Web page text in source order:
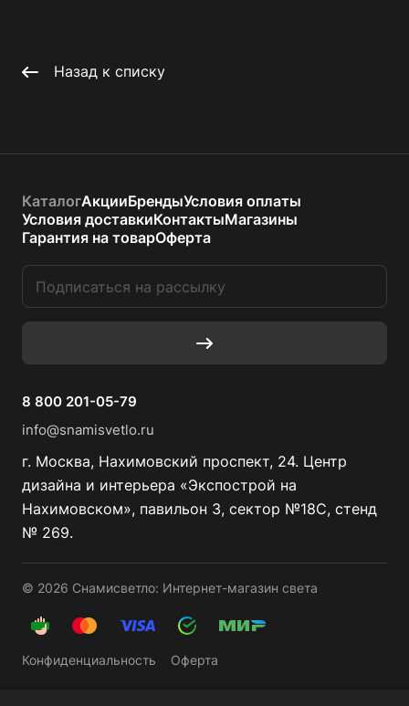
Назад к списку
КаталогАкцииБрендыУсловия оплаты
Условия доставкиКонтактыМагазины
Гарантия на товарОферта
8 800 201-05-79
info@snamisvetlo.ru
г. Москва, Нахимовский проспект, 24. Центр
дизайна и интерьера «Экспострой на
Нахимовском», павильон 3, сектор №18С, стенд
№ 269.
© 2026 Снамисветло: Интернет-магазин света
Конфиденциальность Оферта